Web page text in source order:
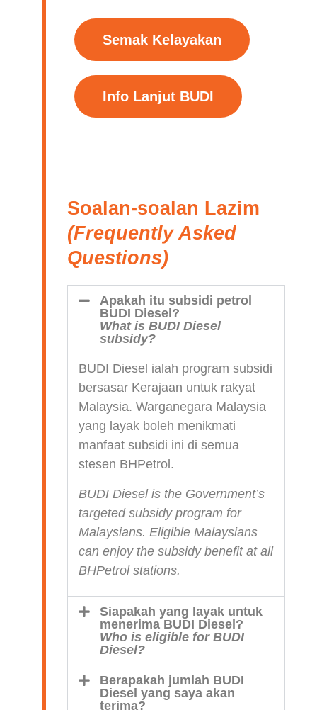
Semak Kelayakan
Info Lanjut BUDI
Soalan-soalan Lazim
(Frequently Asked
Questions)
Apakah itu subsidi petrol
BUDI Diesel?
What is BUDI Diesel
subsidy?
BUDI Diesel ialah program subsidi
bersasar Kerajaan untuk rakyat
Malaysia. Warganegara Malaysia
yang layak boleh menikmati
manfaat subsidi ini di semua
stesen BHPetrol.
BUDI Diesel is the Government’s
targeted subsidy program for
Malaysians. Eligible Malaysians
can enjoy the subsidy benefit at all
BHPetrol stations.
Siapakah yang layak untuk
menerima BUDI Diesel?
Who is eligible for BUDI
Diesel?
Berapakah jumlah BUDI
Diesel yang saya akan
terima?